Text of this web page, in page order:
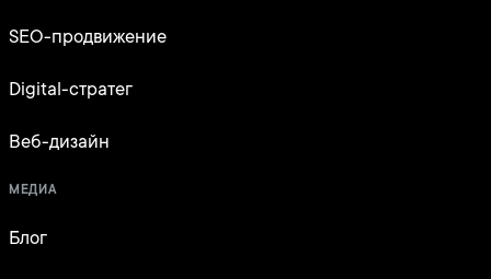
SEO-продвижение
Digital-стратег
Веб-дизайн
МЕДИА
Блог